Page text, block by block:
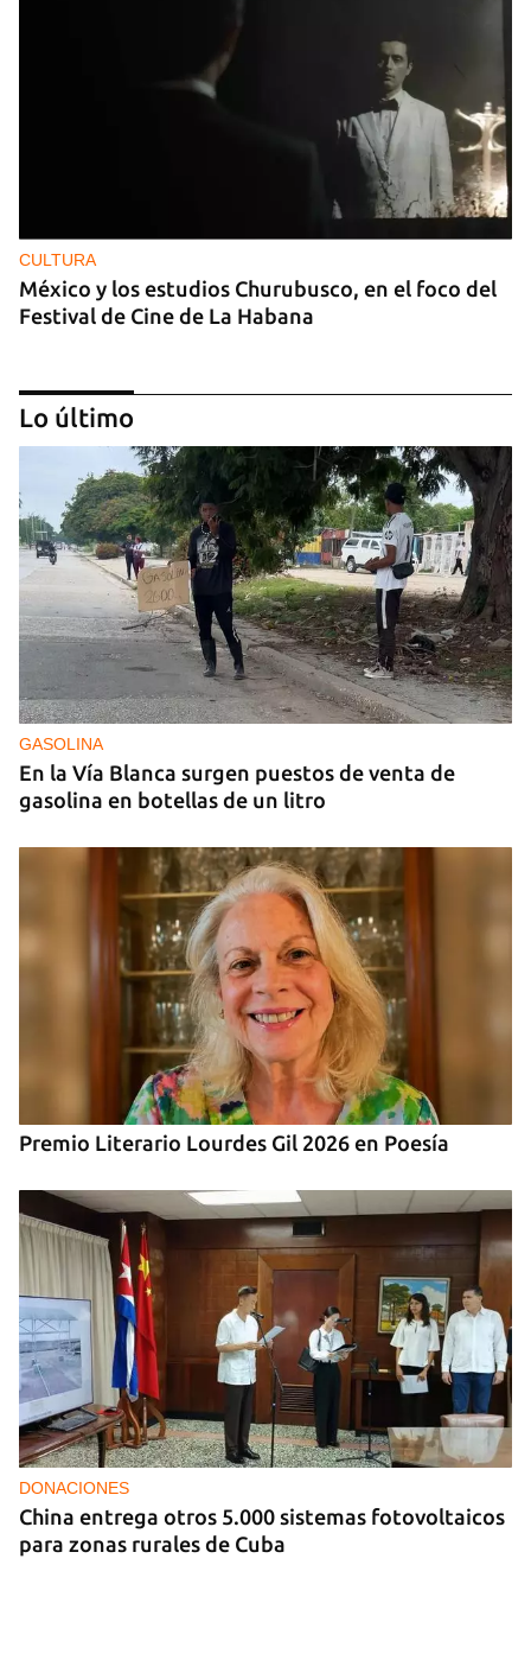
CULTURA
México y los estudios Churubusco, en el foco del
Festival de Cine de La Habana
MÚSICA
Un público enamorado de Celia Cruz desafía la
censura en un homenaje en La Habana
Lo último
GASOLINA
En la Vía Blanca surgen puestos de venta de
gasolina en botellas de un litro
Premio Literario Lourdes Gil 2026 en Poesía
DONACIONES
China entrega otros 5.000 sistemas fotovoltaicos
para zonas rurales de Cuba